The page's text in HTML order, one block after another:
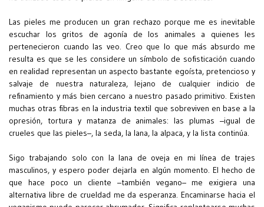
Las pieles me producen un gran rechazo porque me es inevitable
escuchar los gritos de agonía de los animales a quienes les
pertenecieron cuando las veo. Creo que lo que más absurdo me
resulta es que se les considere un símbolo de sofisticación cuando
en realidad representan un aspecto bastante egoísta, pretencioso y
salvaje de nuestra naturaleza, lejano de cualquier indicio de
refinamiento y más bien cercano a nuestro pasado primitivo. Existen
muchas otras fibras en la industria textil que sobreviven en base a la
opresión, tortura y matanza de animales: las plumas –igual de
crueles que las pieles–, la seda, la lana, la alpaca, y la lista continúa.
Sigo trabajando solo con la lana de oveja en mi línea de trajes
masculinos, y espero poder dejarla en algún momento. El hecho de
que hace poco un cliente –también vegano– me exigiera una
alternativa libre de crueldad me da esperanza. Encaminarse hacia el